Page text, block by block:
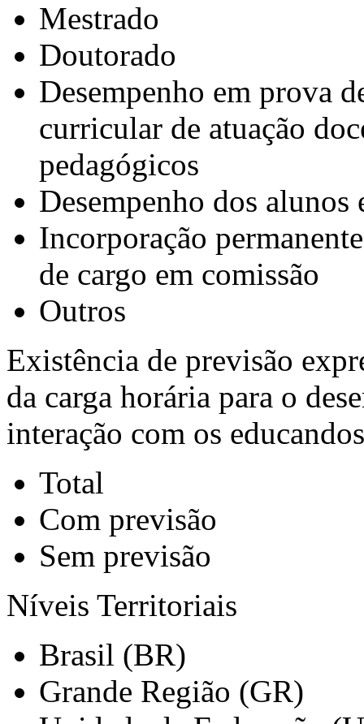
Mestrado
Doutorado
Desempenho em prova
curricular de atuação
pedagógicos
Desempenho dos alunos
Incorporação
de cargo em comissão
Outros
Existência de previsão
da carga horária para o
interação com os
Total
Com previsão
Sem previsão
Níveis Territoriais
Brasil (BR)
Grande Região (GR)